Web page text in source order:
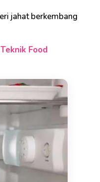
jahat berkembang
Food